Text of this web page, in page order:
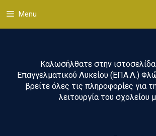
σε
περιεχόμενο
Menu
Καλωσήλθατε στην
Επαγγελματικού Λυκείου (ΕΠΑ.Λ.)
βρείτε όλες τις πληροφορίες για
λειτουργία του σχολείου